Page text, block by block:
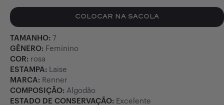
COLOCAR NA SACOLA
TAMANHO: 7
GÊNERO: Feminino
COR: rosa
ESTAMPA: Laise
MARCA: Renner
COMPOSIÇÃO: Algodão
ESTADO DE CONSERVAÇÃO: Excelente